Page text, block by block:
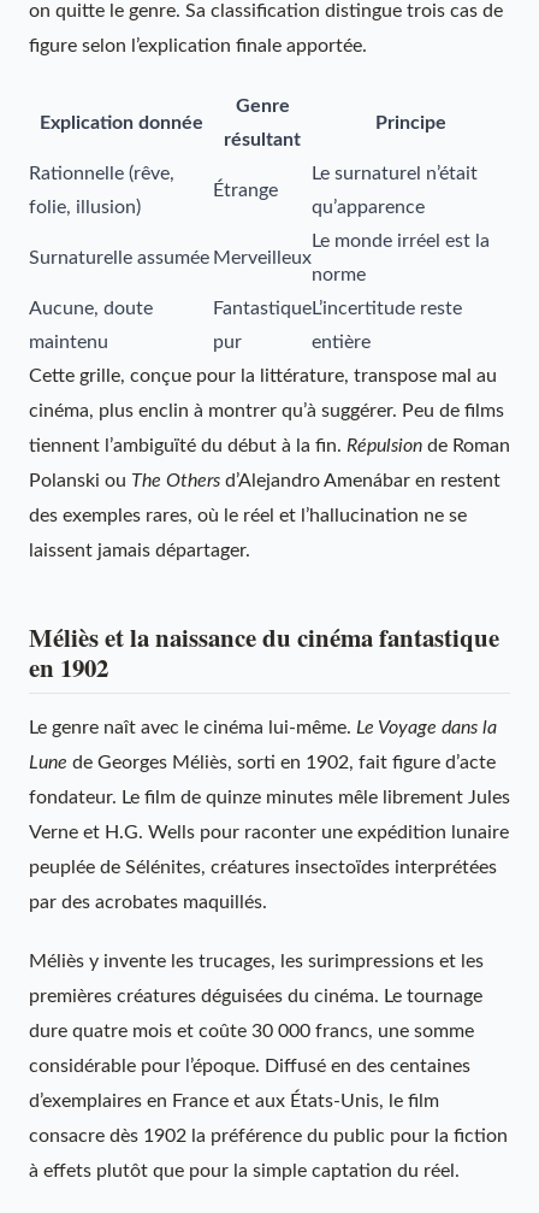
on quitte le genre. Sa classification distingue trois cas de
figure selon l’explication finale apportée.
Explication donnée
Genre
résultant
Principe
Rationnelle (rêve,
folie, illusion)
Étrange
Le surnaturel n’était
qu’apparence
Surnaturelle assumée Merveilleux
Le monde irréel est la
norme
Aucune, doute
maintenu
Fantastique
pur
L’incertitude reste
entière
Cette grille, conçue pour la littérature, transpose mal au
cinéma, plus enclin à montrer qu’à suggérer. Peu de films
tiennent l’ambiguïté du début à la fin. Répulsion de Roman
Polanski ou The Others d’Alejandro Amenábar en restent
des exemples rares, où le réel et l’hallucination ne se
laissent jamais départager.
Méliès et la naissance du cinéma fantastique
en 1902
Le genre naît avec le cinéma lui-même. Le Voyage dans la
Lune de Georges Méliès, sorti en 1902, fait figure d’acte
fondateur. Le film de quinze minutes mêle librement Jules
Verne et H.G. Wells pour raconter une expédition lunaire
peuplée de Sélénites, créatures insectoïdes interprétées
par des acrobates maquillés.
Méliès y invente les trucages, les surimpressions et les
premières créatures déguisées du cinéma. Le tournage
dure quatre mois et coûte 30 000 francs, une somme
considérable pour l’époque. Diffusé en des centaines
d’exemplaires en France et aux États-Unis, le film
consacre dès 1902 la préférence du public pour la fiction
à effets plutôt que pour la simple captation du réel.